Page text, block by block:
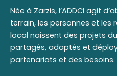
Née à Zarzis, l’ADDCI agit
terrain, les personnes et les
local naissent des projets
partagés, adaptés et
partenariats et des besoins.